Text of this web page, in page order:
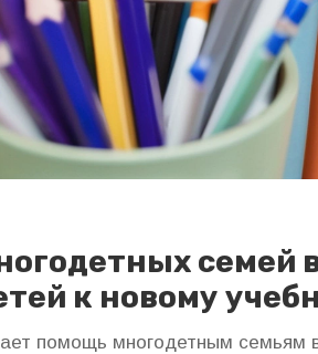
семей
к новому
помощь многодетным семьям